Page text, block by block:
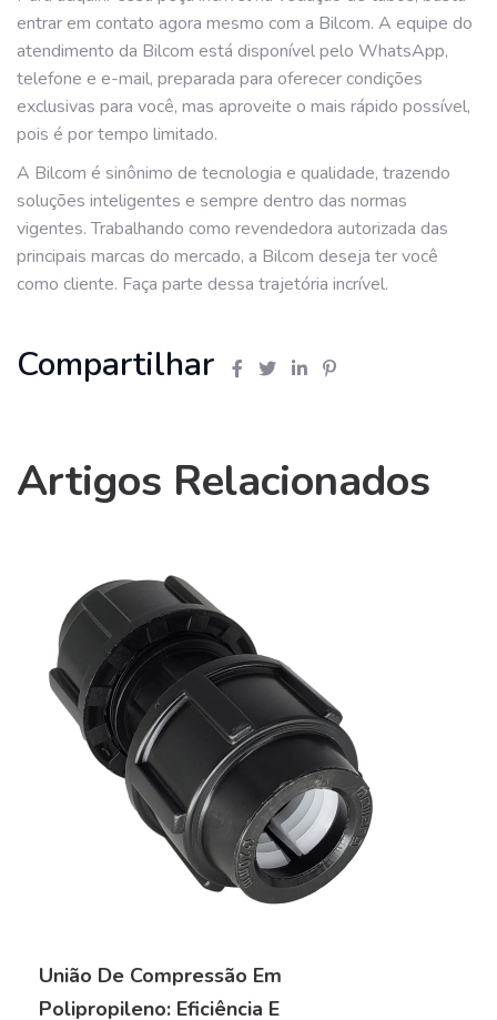
entrar em contato agora mesmo com a Bilcom. A equipe do
atendimento da Bilcom está disponível pelo WhatsApp,
telefone e e-mail, preparada para oferecer condições
exclusivas para você, mas aproveite o mais rápido possível,
pois é por tempo limitado.
A Bilcom é sinônimo de tecnologia e qualidade, trazendo
soluções inteligentes e sempre dentro das normas
vigentes. Trabalhando como revendedora autorizada das
principais marcas do mercado, a Bilcom deseja ter você
como cliente. Faça parte dessa trajetória incrível.
Compartilhar
Artigos Relacionados
União De Compressão Em
Polipropileno: Eficiência E